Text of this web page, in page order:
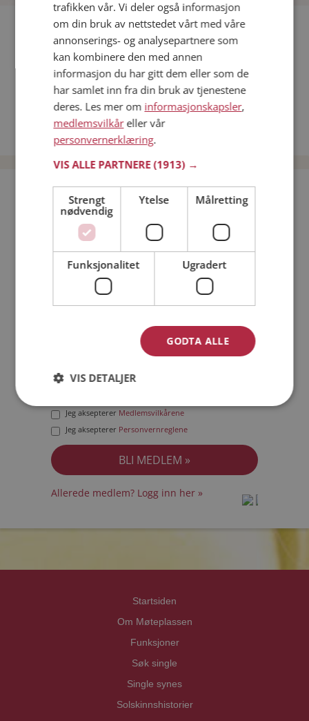
Fler single
Flere singlemenn fra Salangen:Tommy,Pavelharstad
Bli medlem gratis!
Jeg er en: Mann Kvinne
Min alder:
Jeg aksepterer Medlemsvilkårene
Jeg aksepterer Personvernreglene
Allerede medlem? Logg inn her »
Startsiden
Om Møteplassen
Funksjoner
Søk single
Single synes
Solskinnshistorier
trafikken vår. Vi deler også informasjon
om din bruk av nettstedet vårt med våre
annonserings- og analysepartnere som
kan kombinere den med annen
informasjon du har gitt dem eller som de
har samlet inn fra din bruk av tjenestene
deres. Les mer om informasjonskapsler,
medlemsvilkåreller vår
personvernerklæring.
VIS ALLE PARTNERE(1913) →
Strengt
nødvendig
Ytelse Målretting
Funksjonalitet Ugradert
GODTA ALLE
VIS DETALJER